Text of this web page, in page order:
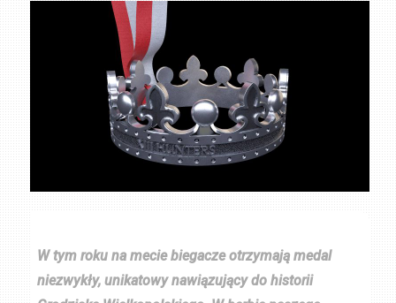
W tym roku na mecie biegacze otrzymają medal
niezwykły, unikatowy nawiązujący do historii